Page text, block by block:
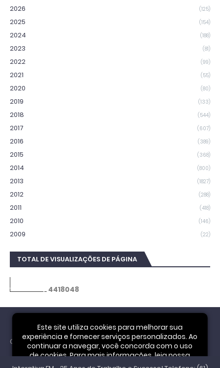
2026 (125)
2025 (154)
2024 (188)
2023 (81)
2022 (99)
2021 (55)
2020 (80)
2019 (133)
2018 (544)
2017 (607)
2016 (389)
2015 (368)
2014 (800)
2013 (1827)
2012 (288)
2011 (418)
2010 (146)
2009 (22)
TOTAL DE VISUALIZAÇÕES DE PÁGINA
4418048
Cookie Notice
Este site utiliza cookies para melhorar sua
experiência e fornecer serviços personalizados. Ao
continuar a navegar, você concorda com o uso
de cookies. Para mais informações, leia nossa